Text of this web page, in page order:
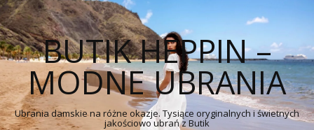
BUTIK HEPPIN –
MODNE UBRANIA
Ubrania damskie na różne okazje. Tysiące oryginalnych i świetnych
jakościowo ubrań z Butik